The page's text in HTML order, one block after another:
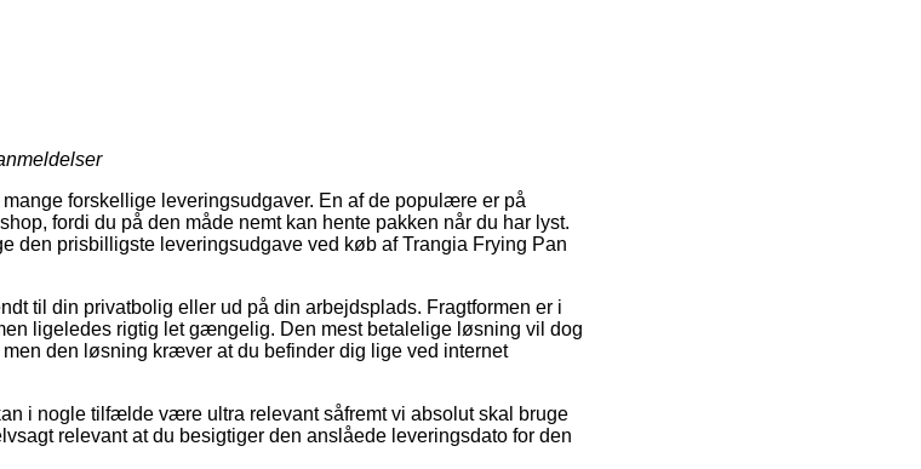
forskellige leveringsudgaver. En af de populære er på
fordi du på den måde nemt kan hente pakken når du har lyst.
den prisbilligste leveringsudgave ved køb af Trangia Frying Pan
til din privatbolig eller ud på din arbejdsplads. Fragtformen er i
ligeledes rigtig let gængelig. Den mest betalelige løsning vil dog
den løsning kræver at du befinder dig lige ved internet
i nogle tilfælde være ultra relevant såfremt vi absolut skal bruge
relevant at du besigtiger den anslåede leveringsdato for den